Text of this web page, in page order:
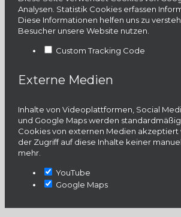
Analysen. Statistik Cookies erfassen
Diese Informationen helfen uns zu
Besucher unsere Website nutzen.
Custom Tracking Code
Externe Medien
Inhalte von Videoplattformen, Social
und Google Maps werden
Cookies von externen Medien
der Zugriff auf diese Inhalte keiner
mehr.
YouTube
Google Maps